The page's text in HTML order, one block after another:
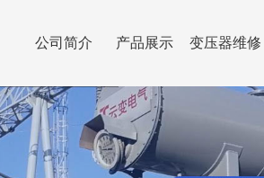
公司简介 产品展示 变压器维修